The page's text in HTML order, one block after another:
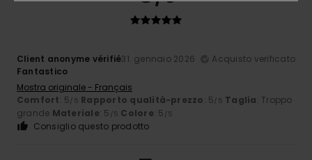
Client anonyme vérifié31. gennaio 2026
Acquisto verificato
Fantastico
Mostra originale - Français
Comfort: 5/5 Rapporto qualità-prezzo: 5/5 Taglia: Troppo
grande Materiale: 5 /5 Colore: 5 /5
Consiglio questo prodotto